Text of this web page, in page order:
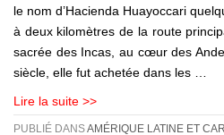
le nom d’Hacienda Huayoccari
à deux kilomètres de la route
sacrée des Incas, au cœur des
siècle, elle fut achetée dans les …
Lire la suite >>
PUBLIÉ DANSAMÉRIQUE LATINE ET